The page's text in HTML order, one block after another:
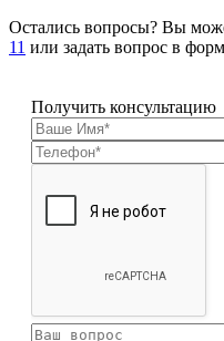
Остались вопросы? Вы
11 или задать вопрос в
Получить консультацию